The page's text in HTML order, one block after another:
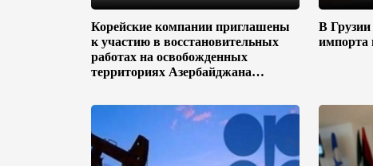
Корейские компании приглашены
к участию в восстановительных
работах на освобожденных
территориях Азербайджана
В